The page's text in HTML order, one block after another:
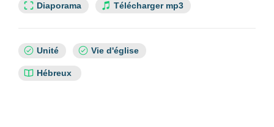
Lien slide :
Diaporama Télécharger mp3
SujetsUnité Vie d'église
Références
Hébreux